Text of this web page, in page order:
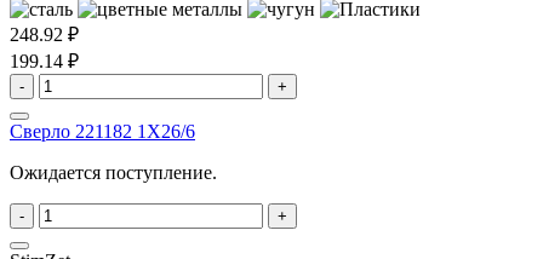
248.92 ₽
199.14 ₽
- +
Сверло 221182 1X26/6
Ожидается поступление.
- +